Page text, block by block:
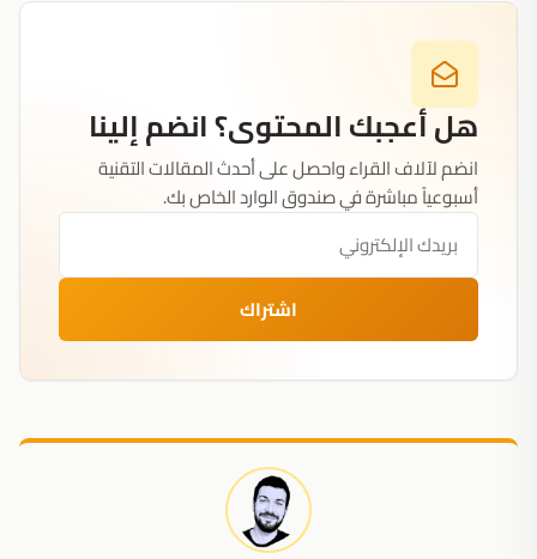
هل أعجبك المحتوى؟ انضم إلينا
انضم لآلاف القراء واحصل على أحدث المقالات التقنية
أسبوعياً مباشرة في صندوق الوارد الخاص بك.
اشتراك